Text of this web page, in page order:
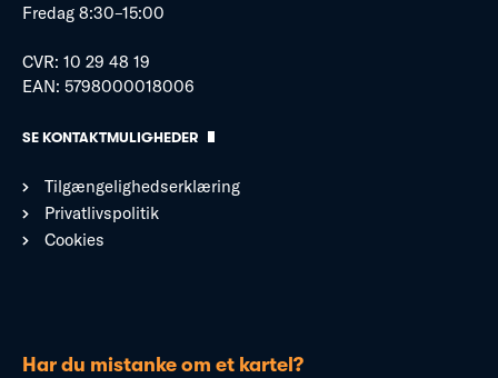
Fredag 8:30–15:00
CVR: 10 29 48 19
EAN: 5798000018006
SE KONTAKTMULIGHEDER
Tilgængelighedserklæring
Privatlivspolitik
Cookies
Har du mistanke om et kartel?